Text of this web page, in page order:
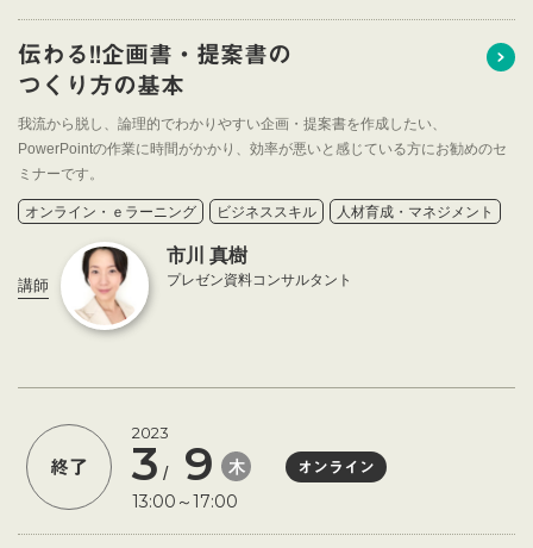
伝わる!!企画書・提案書の
つくり方の基本
我流から脱し、論理的でわかりやすい企画・提案書を作成したい、
PowerPointの作業に時間がかかり、効率が悪いと感じている方にお勧めのセ
ミナーです。
オンライン・ｅラーニング ビジネススキル 人材育成・マネジメント
講師
市川 真樹
プレゼン資料コンサルタント
終了
2023
3 / 9 木
13:00～17:00
オンライン